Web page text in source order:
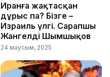
Иранға жақтасқан
дұрыс па? Бізге –
Израиль үлгі. Сарапшы
Жангелді Шымшықов
24 маусым, 2025